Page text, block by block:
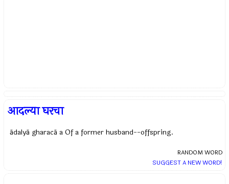
आदल्या घरचा
ādalyā gharacā a Of a former husband--offspring.
RANDOM WORD
SUGGEST A NEW WORD!